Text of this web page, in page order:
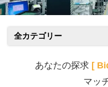
全カテゴリー
あなたの探求 [
マッ